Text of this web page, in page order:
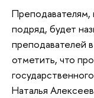
Преподавателям,
подряд, будет
преподавателей
отметить, что
Наталья